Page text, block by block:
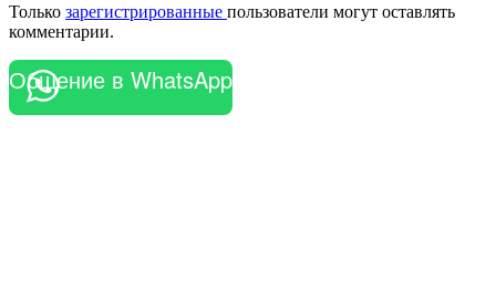
Только зарегистрированные пользователи могут оставлять
комментарии.
Общение в WhatsApp